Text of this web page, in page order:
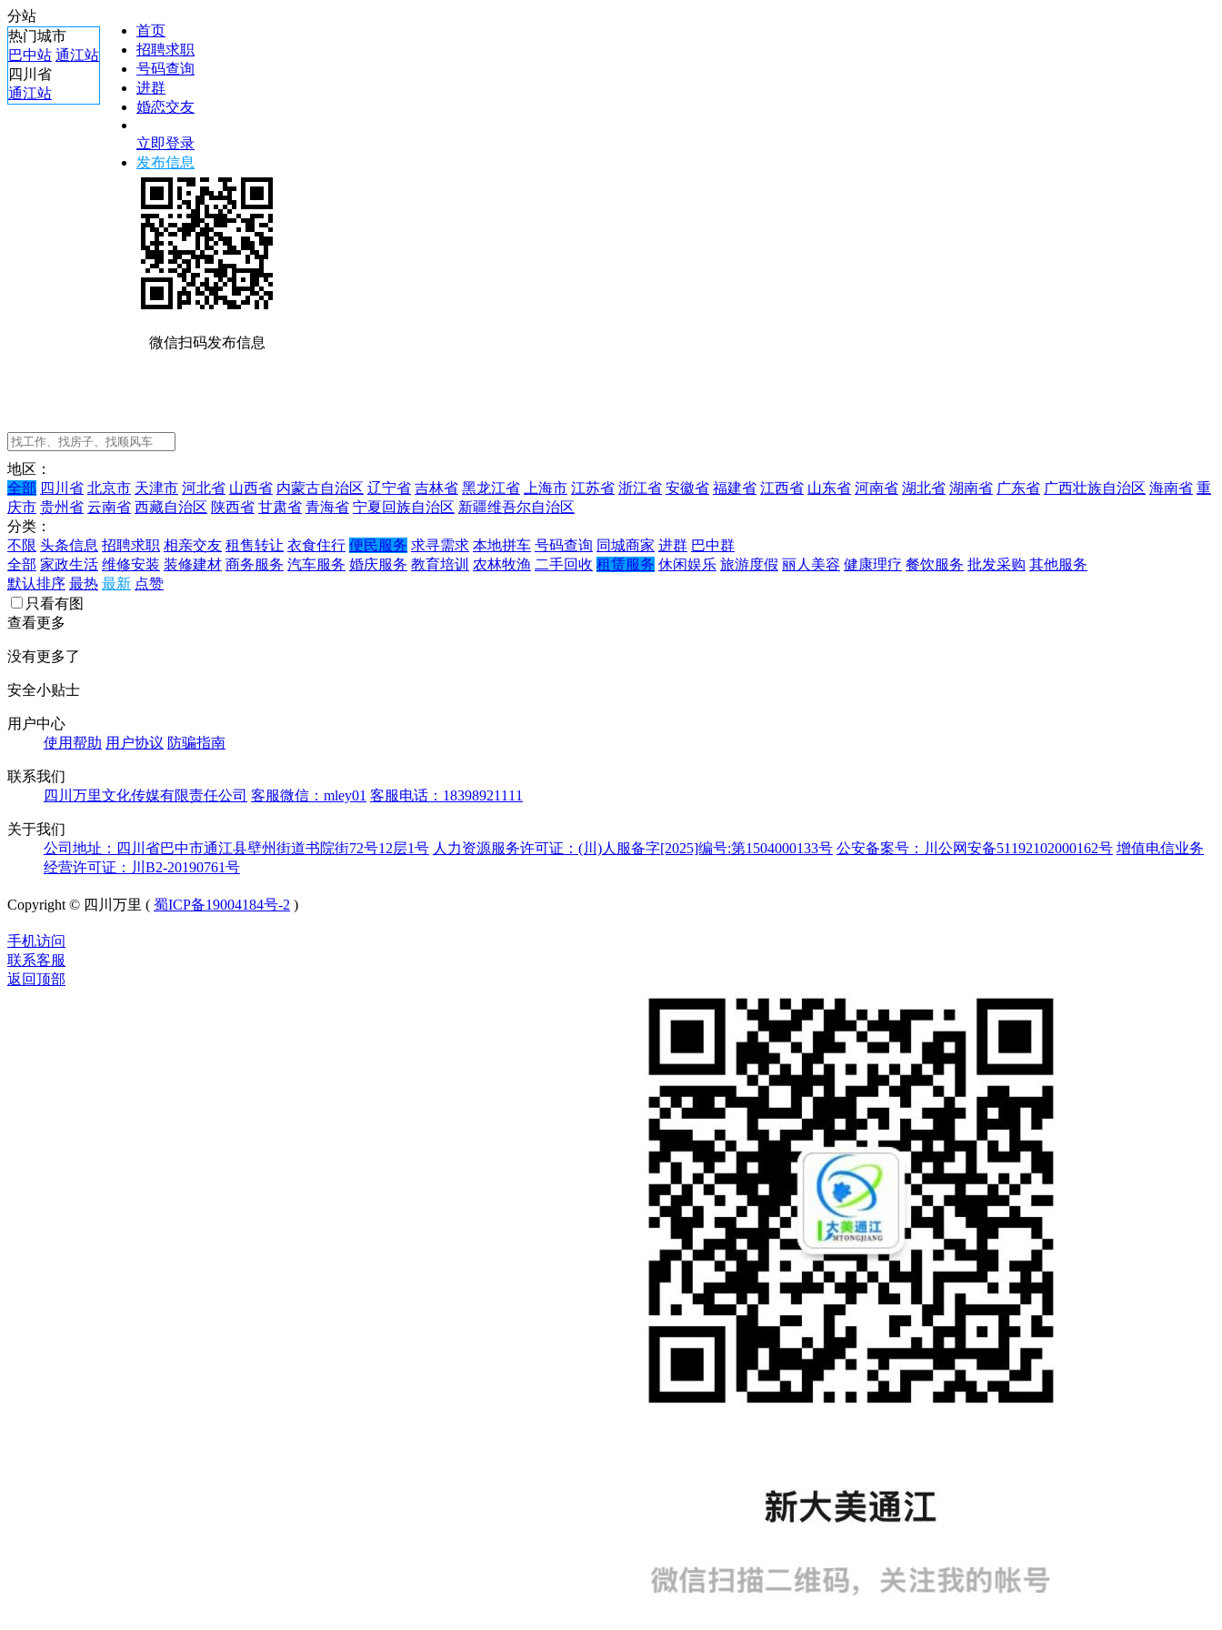
分站
热门城市
巴中站 通江站
四川省
通江站
首页
招聘求职
号码查询
进群
婚恋交友
立即登录
发布信息
微信扫码发布信息
地区：
全部 四川省 北京市 天津市 河北省 山西省 内蒙古自治区 辽宁省 吉林省 黑龙江省 上海市 江苏省 浙江省 安徽省 福建省 江西省 山东省 河南省 湖北省 湖南省 广东省 广西壮族自治区 海南省 重
庆市 贵州省 云南省 西藏自治区 陕西省 甘肃省 青海省 宁夏回族自治区 新疆维吾尔自治区
分类：
不限 头条信息 招聘求职 相亲交友 租售转让 衣食住行 便民服务 求寻需求 本地拼车 号码查询 同城商家 进群 巴中群
全部 家政生活 维修安装 装修建材 商务服务 汽车服务 婚庆服务 教育培训 农林牧渔 二手回收 租赁服务 休闲娱乐 旅游度假 丽人美容 健康理疗 餐饮服务 批发采购 其他服务
默认排序 最热 最新 点赞
只看有图
查看更多
没有更多了
安全小贴士
用户中心
使用帮助 用户协议 防骗指南
联系我们
四川万里文化传媒有限责任公司 客服微信：mley01 客服电话：18398921111
关于我们
公司地址：四川省巴中市通江县壁州街道书院街72号12层1号 人力资源服务许可证：(川)人服备字[2025]编号:第1504000133号 公安备案号：川公网安备51192102000162号 增值电信业务
经营许可证：川B2-20190761号
Copyright © 四川万里 ( 蜀ICP备19004184号-2 )
手机访问
联系客服
返回顶部